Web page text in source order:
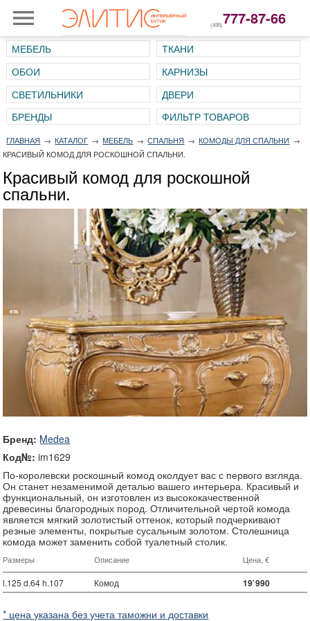
(495)777-87-66
МЕБЕЛЬ
ТКАНИ
ОБОИ
КАРНИЗЫ
СВЕТИЛЬНИКИ
ДВЕРИ
ГЛАВНАЯ → КАТАЛОГ → МЕБЕЛЬ → СПАЛЬНЯ → КОМОДЫ ДЛЯ СПАЛЬНИ →
КРАСИВЫЙ КОМОД ДЛЯ РОСКОШНОЙ СПАЛЬНИ.
Красивый комод для роскошной
спальни.
Бренд: Medea
Код№:im1629
По-королевски роскошный комод околдует вас с первого взгляда.
Он станет незаменимой деталью вашего интерьера. Красивый и
функциональный, он изготовлен из высококачественной
древесины благородных пород. Отличительной чертой комода
является мягкий золотистый оттенок, который подчеркивают
резные элементы, покрытые сусальным золотом. Столешница
комода может заменить собой туалетный столик.
Размеры Описание Цена, €
l.125 d.64 h.107 Комод 19`990
* цена указана без учета таможни и доставки